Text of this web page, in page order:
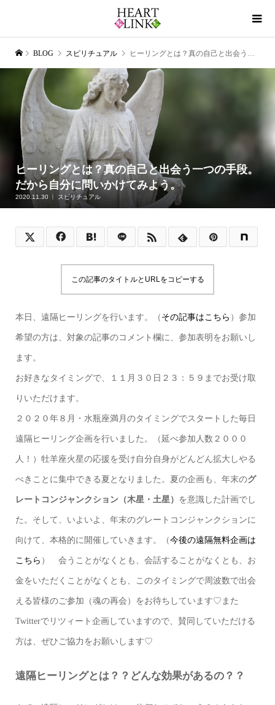
BLOG スピリチュアル ヒーリングとは？真の自己と出会う一つの手段。だから自分に問いかけてみよう。
ヒーリングとは？真の自己と出会う一つの手段。
だから自分に問いかけてみよう。
2020.11.30 スピリチュアル
この記事のタイトルとURLをコピーする
本日、遠隔ヒーリングを行います。（ その記事はこちら ）参加
希望の方は、対象の記事のコメント欄に、参加表明をお願いし
ます。
お好きなタイミングで、１１月３０日２３：５９までお受け取
りいただけます。
２０２０年８月・水瓶座満月のタイミングでスタートした毎日
遠隔ヒーリング企画を行いました。（延べ参加人数２０００
人！）牡羊座火星の応援を受け自分自身がどんどん拡大しやる
べきことに集中できる夏となりました。夏の企画も、 年末のグ
レートコンジャンクション（木星・土星） を意識した計画でし
た。そして、いよいよ、年末のグレートコンジャンクションに
向けて、本格的に開催していきます。（今後の遠隔無料企画は
こちら ） 会うことがなくとも、会話することがなくとも、お
金をいただくことがなくとも、このタイミングで周波数で出会
える皆様のご参加（魂の再会）をお待ちしています♡また
Twitterでリツィート企画していますので、賛同していただける
方は、ぜひご協力をお願いします♡
遠隔ヒーリングとは？？どんな効果があるの？？